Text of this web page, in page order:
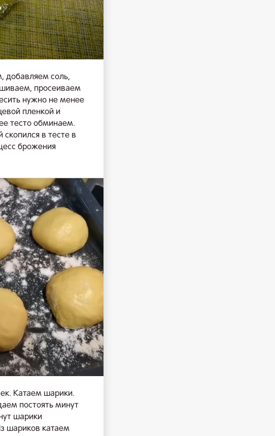
добавляем соль,
просеиваем
нужно не менее
пленкой и
тесто обминаем.
в тесте в
брожения
Катаем шарики.
постоять минут
шарики
шариков катаем